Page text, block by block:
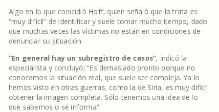
Algo en lo que coincidió Hoff, quien señaló que la trata es
“muy difícil” de identificar y suele tomar mucho tiempo, dado
que muchas veces las víctimas no están en condiciones de
denunciar su situación.
“En general hay un subregistro de casos”, indicó la
especialista y concluyó: “Es demasiado pronto porque no
conocemos la situación real, que suele ser compleja. Ya lo
hemos visto en otras guerras, como la de Siria, es muy difícil
obtener la imagen completa. Sólo tenemos una idea de lo
que sabemos o se informa”.